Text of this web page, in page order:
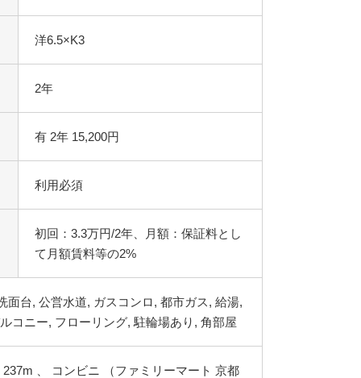
洋6.5×K3
2年
有 2年 15,200円
利用必須
初回：3.3万円/2年、月額：保証料とし
て月額賃料等の2%
、 コンビニ （ファミリーマート 京都